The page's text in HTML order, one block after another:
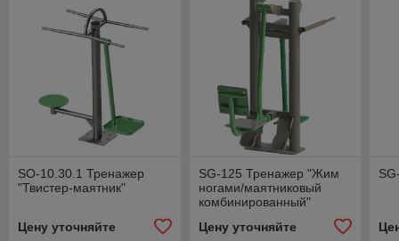
SO-10.30.1 Тренажер
"Твистер-маятник"
Цену уточняйте
SG-125 Тренажер "Жим
ногами/маятниковый
комбинированный"
Цену уточняйте